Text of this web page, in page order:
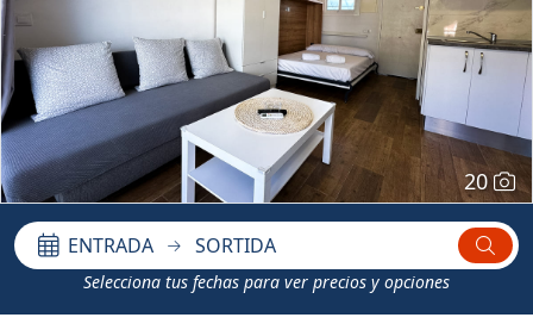
20
ENTRADA SORTIDA
Selecciona tus fechas para ver precios y opciones